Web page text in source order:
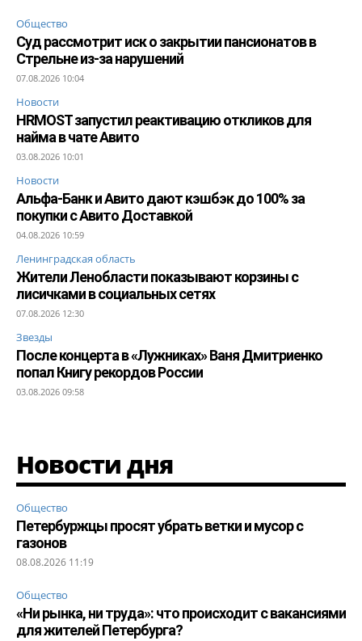
Общество
Суд рассмотрит иск о закрытии пансионатов в
Стрельне из-за нарушений
07.08.2026 10:04
Новости
HRMOST запустил реактивацию откликов для
найма в чате Авито
03.08.2026 10:01
Новости
Альфа-Банк и Авито дают кэшбэк до 100% за
покупки с Авито Доставкой
04.08.2026 10:59
Ленинградская область
Жители Ленобласти показывают корзины с
лисичками в социальных сетях
07.08.2026 12:30
Звезды
После концерта в «Лужниках» Ваня Дмитриенко
попал Книгу рекордов России
03.08.2026 09:58
Новости дня
Общество
Петербуржцы просят убрать ветки и мусор с
газонов
08.08.2026 11:19
Общество
«Ни рынка, ни труда»: что происходит с вакансиями
для жителей Петербурга?